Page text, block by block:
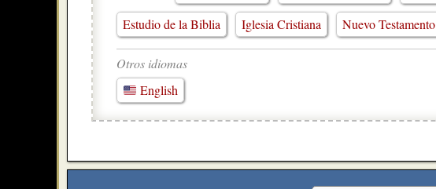
Estudio de la Biblia
Iglesia Cristiana Nuevo Testamento
Otros idiomas
English